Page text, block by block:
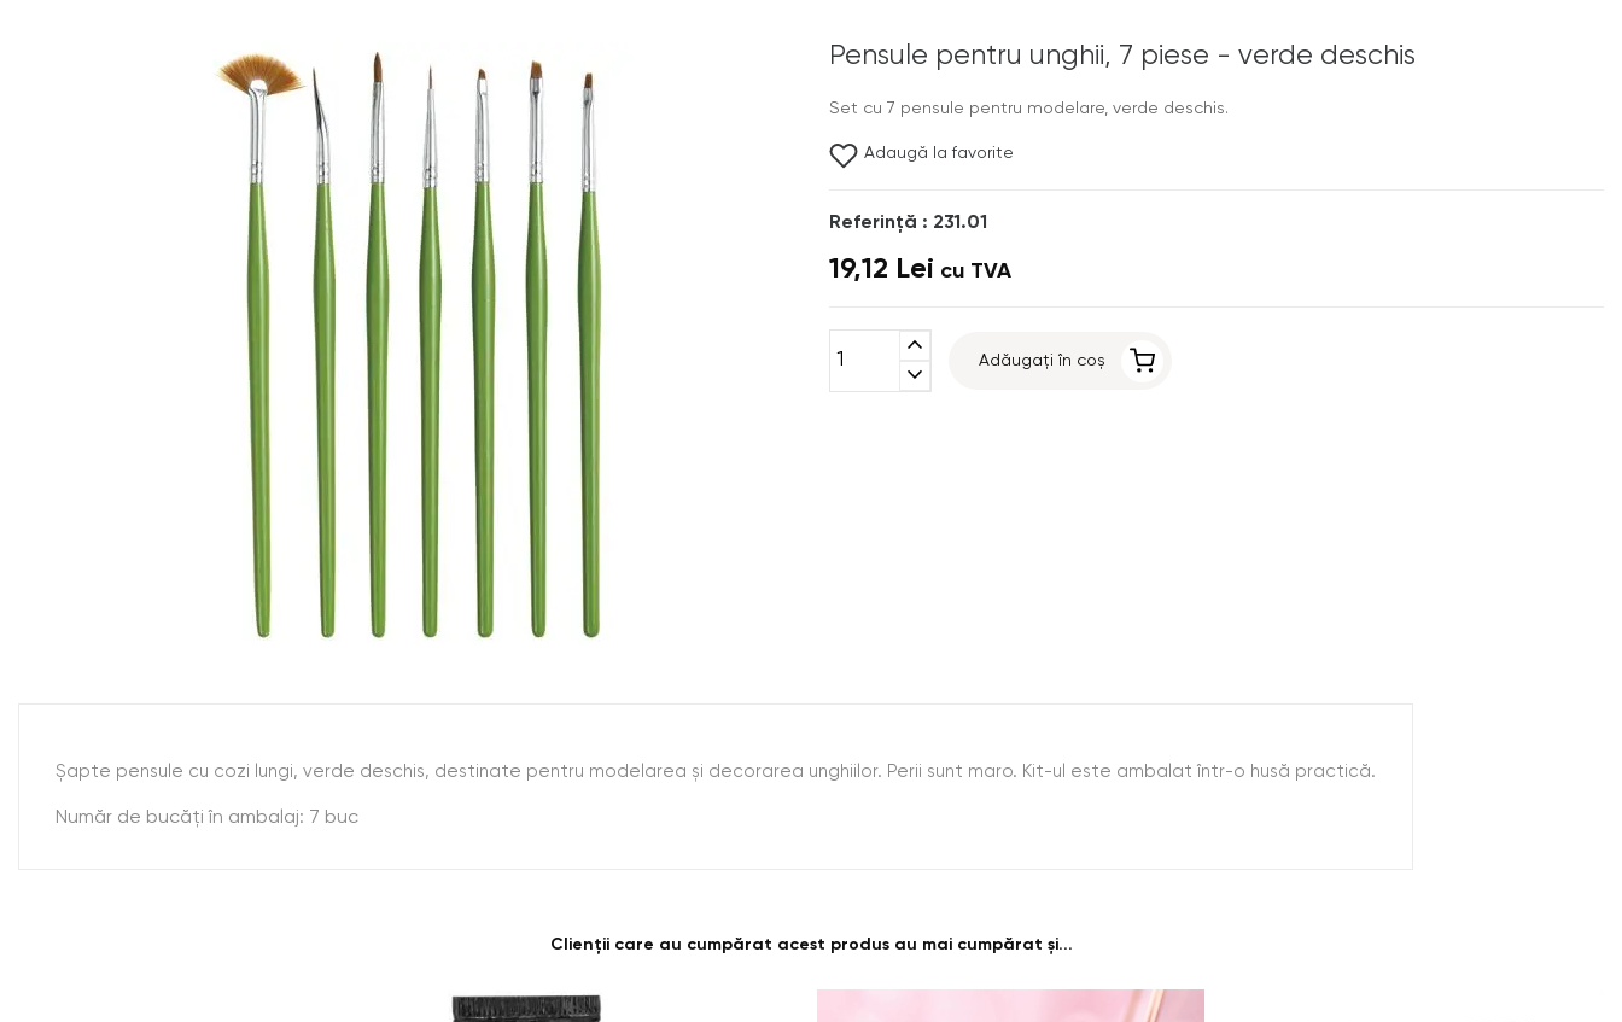
Pensule pentru unghii, 7 piese - verde deschis
Set cu 7 pensule pentru modelare, verde deschis.
Adaugă la favorite
Referinţă : 231.01
19,12 Lei cu TVA
expand_less
expand_more
Adăugați în coș
Şapte pensule cu cozi lungi, verde deschis, destinate pentru modelarea şi decorarea unghiilor. Perii sunt maro. Kit-ul este ambalat într-o husă practică.
Număr de bucăţi în ambalaj: 7 buc
Clienții care au cumpărat acest produs au mai cumpărat și...